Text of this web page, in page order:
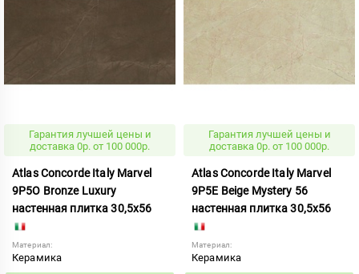
Гарантия лучшей цены и
доставка 0р. от 100 000р.
Atlas Concorde Italy Marvel
9P5O Bronze Luxury
настенная плитка 30,5x56
Материал:
Керамика
Гарантия лучшей цены и
доставка 0р. от 100 000р.
Atlas Concorde Italy Marvel
9P5E Beige Mystery 56
настенная плитка 30,5x56
Материал:
Керамика